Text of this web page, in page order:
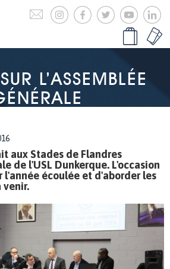
L’ASSEMBLÉE
aux Stades de Flandres
de l'USL Dunkerque. L'occasion
l'année écoulée et d'aborder les
venir.